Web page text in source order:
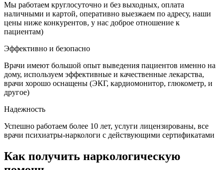
Мы работаем круглосуточно и без выходных, оплата
наличными и картой, оперативно выезжаем по адресу, наши
цены ниже конкурентов, у нас доброе отношение к
пациентам)
Эффективно и безопасно
Врачи имеют большой опыт выведения пациентов именно на
дому, используем эффективные и качественные лекарства,
врачи хорошо оснащены (ЭКГ, кардиомонитор, глюкометр, и
другое)
Надежность
Успешно работаем более 10 лет, услуги лицензированы, все
врачи психиатры-наркологи с действующими сертификатами
Как получить наркологическую